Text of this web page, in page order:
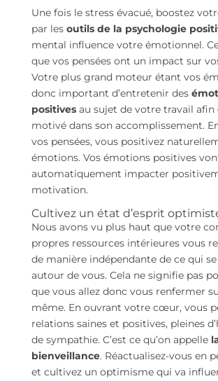
Une fois le stress évacué, boostez
par les outils de la psychologie
mental influence votre émotionnel.
que vos pensées ont un impact sur
Votre plus grand moteur étant vos
donc important d’entretenir des
positivesau sujet de votre travail afin
motivé dans son accomplissement.
vos pensées, vous positivez
émotions. Vos émotions positives
automatiquement impacter
motivation.
Cultivez un état d’esprit
Nous avons vu plus haut que votre
propres ressources intérieures vous
de manière indépendante de ce qui se
autour de vous. Cela ne signifie pas
que vous allez donc vous renfermer
même. En ouvrant votre cœur, vous
relations saines et positives, pleines
de sympathie. C’est ce qu’on appelle
bienveillance. Réactualisez-vous en
et cultivez un optimisme qui va